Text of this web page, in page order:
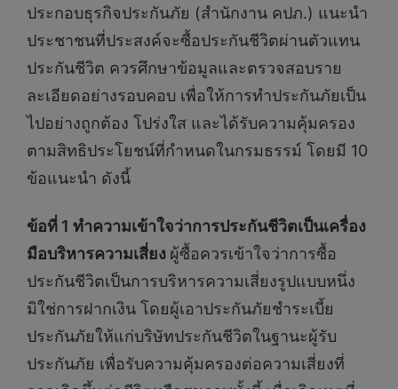
ประกอบธุรกิจประกันภัย (สำนักงาน คปภ.) แนะนำ
ประชาชนที่ประสงค์จะซื้อประกันชีวิตผ่านตัวแทน
ประกันชีวิต ควรศึกษาข้อมูลและตรวจสอบราย
ละเอียดอย่างรอบคอบ เพื่อให้การทำประกันภัยเป็น
ไปอย่างถูกต้อง โปร่งใส และได้รับความคุ้มครอง
ตามสิทธิประโยชน์ที่กำหนดในกรมธรรม์ โดยมี 10
ข้อแนะนำ ดังนี้
ข้อที่ 1 ทำความเข้าใจว่าการประกันชีวิตเป็นเครื่อง
มือบริหารความเสี่ยง ผู้ซื้อควรเข้าใจว่าการซื้อ
ประกันชีวิตเป็นการบริหารความเสี่ยงรูปแบบหนึ่ง
มิใช่การฝากเงิน โดยผู้เอาประกันภัยชำระเบี้ย
ประกันภัยให้แก่บริษัทประกันชีวิตในฐานะผู้รับ
ประกันภัย เพื่อรับความคุ้มครองต่อความเสี่ยงที่